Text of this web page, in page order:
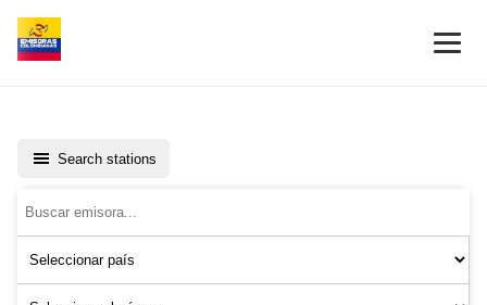
Search stations